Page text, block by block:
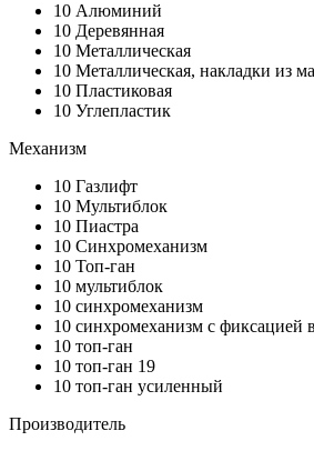
10 Алюминий
10 Деревянная
10 Металлическая
10 Металлическая, накладки из
10 Пластиковая
10 Углепластик
Механизм
10 Газлифт
10 Мультиблок
10 Пиастра
10 Синхромеханизм
10 Топ-ган
10 мультиблок
10 синхромеханизм
10 синхромеханизм с фиксацией
10 топ-ган
10 топ-ган 19
10 топ-ган усиленный
Производитель